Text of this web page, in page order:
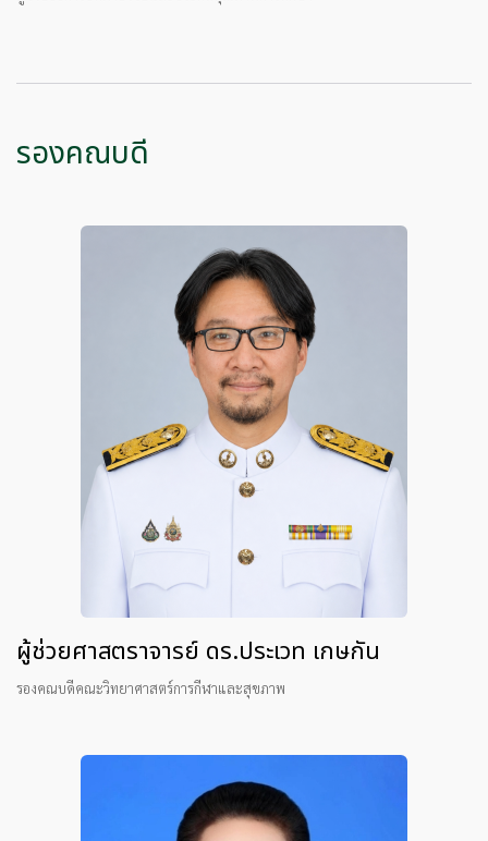
รองคณบดี
ผู้ช่วยศาสตราจารย์ ดร.ประเวท เกษกัน
รองคณบดีคณะวิทยาศาสตร์การกีฬาและสุขภาพ